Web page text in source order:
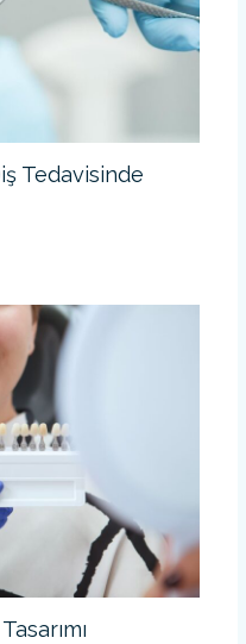
Tedavisinde